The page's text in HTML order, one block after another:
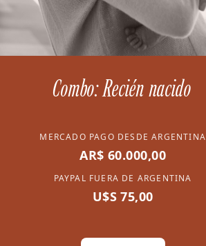
Combo: Recién nacido
MERCADO PAGO DESDE ARGENTINA
AR$ 60.000,00
PAYPAL FUERA DE ARGENTINA
U$S 75,00